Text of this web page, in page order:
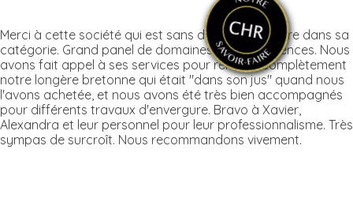
Merci à cette société qui est sans doute la meilleure dans sa
catégorie. Grand panel de domaines de compétences. Nous
avons fait appel à ses services pour rénover complètement
notre longère bretonne qui était "dans son jus" quand nous
l'avons achetée, et nous avons été très bien accompagnés
pour différents travaux d'envergure. Bravo à Xavier,
Alexandra et leur personnel pour leur professionnalisme. Très
sympas de surcroît. Nous recommandons vivement.